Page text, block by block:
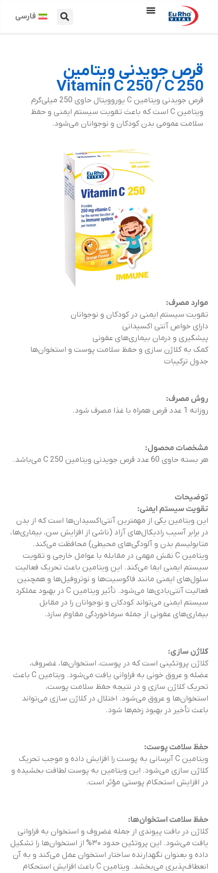
فارسی
قرص جویدنی ویتامین
Vitamin C 250 / C 250
قرص جویدنی ویتامین C یوروویتال حاوی 250 میلی‌گرم
ویتامین C است که باعث تقویت سیستم ایمنی و حفظ
سلامت عمومی بدن کودکان و نوجوانان می‌شود.
موارد مصرف:
تقویت سیستم ایمنی در کودکان و نوجوانان
دارای خواص آنتی اکسیدانی
پیشگیری و درمان بیماری‌های عفونی
کمک به کلاژن سازی و حفظ سلامت پوست و استخوان‌ها
جدول ترکیبات
روش مصرف:
روزانه 1 عدد قرص همراه با غذا مصرف شود.
مشخصات محصول:
هر بسته حاوی 60 عدد قرص جویدنی ویتامین C 250 می‌باشد.
توضیحات
تقویت سیستم ایمنی:
این ویتامین یکی از مهمترین آنتی‌اکسیدان‌ها است که از بدن
در برابر آسیب رادیکال‌های آزاد (ناشی از افزایش سن، بیماری‌ها،
متابولیسم بدن و آلودگی‌های محیطی) محافظت می‌کند.
ویتامین C نقش مهمی در مقابله با عوامل خارجی و تقویت
سیستم ایمنی ایفا می‌کند. این ویتامین باعث تحریک فعالیت
سلول‌های ایمنی مانند فاگوسیت‌ها و نوتروفیل‌ها و همچنین
فعالیت آنتی‌بادی‌ها می‌شود. تأثیر ویتامین C در بهبود عملکرد
سیستم ایمنی می‌تواند کودکان و نوجوانان را در مقابل
بیماری‌های عفونی از جمله سرماخوردگی مقاوم سازد.
کلاژن سازی:
کلاژن پروتئینی است که در پوست، استخوان‌ها، غضروف،
عضله و عروق خونی به فراوانی یافت می‌شود. ویتامین C باعث
تحریک کلاژن سازی و در نتیجه حفظ سلامت پوست،
استخوان‌ها و عروق می‌شود. اختلال در کلاژن سازی می‌تواند
باعث تأخیر در بهبود زخم‌ها شود.
حفظ سلامت پوست:
ویتامین C آبرسانی به پوست را افزایش داده و موجب تحریک
کلاژن سازی می‌شود. این ویتامین به پوست لطافت بخشیده و
در افزایش استحکام پوستی مؤثر است.
حفظ سلامت استخوان‌ها:
کلاژن در بافت پیوندی از جمله غضروف و استخوان به فراوانی
یافت می‌شود. این پروتئین حدود ۳۰% از استخوان‌ها را تشکیل
داده و بعنوان نگهدارنده ساختار استخوان عمل می‌کند و به آن
انعطاف‌پذیری می‌بخشد. ویتامین C باعث افزایش استحکام